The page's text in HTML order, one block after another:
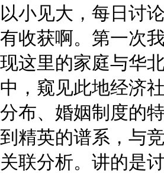
小见大，每日讨
收获啊。第一次
这里的家庭与华
，窥见此地经济
布、婚姻制度的
精英的谱系，与
联分析。讲的是